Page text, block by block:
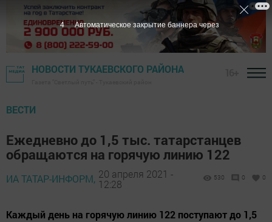
НОВОСТИ ТУКАЕВСКОГО РАЙОНА
ВЕСТИ
Ежедневно до 1,5 тыс. татарстанцев
обращаются на горячую линию 122
ИА ТАТАР-ИНФОРМ, 20 апреля 2021 -
12:28
530 0 0
Каждый день на горячую линию 122 поступают до 1,5
3 Автоматическое закрытие баннера через